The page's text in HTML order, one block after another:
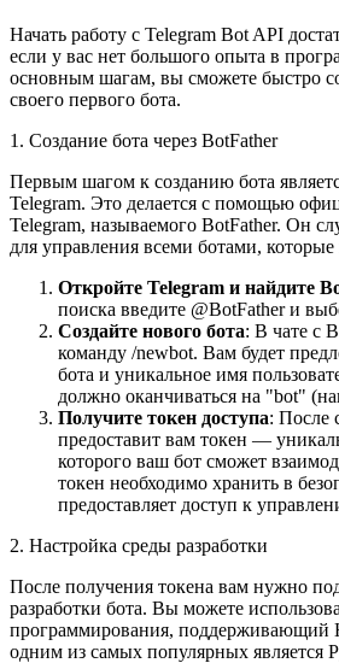
Начать работу с Telegram Bot API
если у вас нет большого опыта в
основным шагам, вы сможете быстро
своего первого бота.
1. Создание бота через BotFather
Первым шагом к созданию бота
Telegram. Это делается с помощью
Telegram, называемого BotFather. Он
для управления всеми ботами, которые
Откройте Telegram и найдите
поиска введите @BotFather и
Создайте нового бота: В чате с
команду /newbot. Вам будет
бота и уникальное имя
должно оканчиваться на "bot"
Получите токен доступа: После
предоставит вам токен —
которого ваш бот сможет
токен необходимо хранить в
предоставляет доступ к
2. Настройка среды разработки
После получения токена вам нужно
разработки бота. Вы можете
программирования, поддерживающий
одним из самых популярных является